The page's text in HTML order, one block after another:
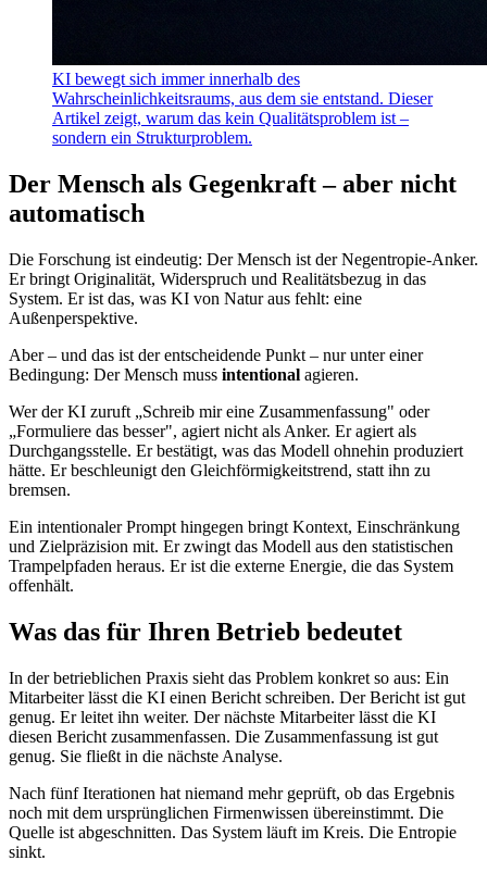
KI bewegt sich immer innerhalb des
Wahrscheinlichkeitsraums, aus dem sie entstand. Dieser
Artikel zeigt, warum das kein Qualitätsproblem ist –
sondern ein Strukturproblem.
Der Mensch als Gegenkraft – aber nicht
automatisch
Die Forschung ist eindeutig: Der Mensch ist der Negentropie-Anker.
Er bringt Originalität, Widerspruch und Realitätsbezug in das
System. Er ist das, was KI von Natur aus fehlt: eine
Außenperspektive.
Aber – und das ist der entscheidende Punkt – nur unter einer
Bedingung: Der Mensch muss intentional agieren.
Wer der KI zuruft „Schreib mir eine Zusammenfassung" oder
„Formuliere das besser", agiert nicht als Anker. Er agiert als
Durchgangsstelle. Er bestätigt, was das Modell ohnehin produziert
hätte. Er beschleunigt den Gleichförmigkeitstrend, statt ihn zu
bremsen.
Ein intentionaler Prompt hingegen bringt Kontext, Einschränkung
und Zielpräzision mit. Er zwingt das Modell aus den statistischen
Trampelpfaden heraus. Er ist die externe Energie, die das System
offenhält.
Was das für Ihren Betrieb bedeutet
In der betrieblichen Praxis sieht das Problem konkret so aus: Ein
Mitarbeiter lässt die KI einen Bericht schreiben. Der Bericht ist gut
genug. Er leitet ihn weiter. Der nächste Mitarbeiter lässt die KI
diesen Bericht zusammenfassen. Die Zusammenfassung ist gut
genug. Sie fließt in die nächste Analyse.
Nach fünf Iterationen hat niemand mehr geprüft, ob das Ergebnis
noch mit dem ursprünglichen Firmenwissen übereinstimmt. Die
Quelle ist abgeschnitten. Das System läuft im Kreis. Die Entropie
sinkt.